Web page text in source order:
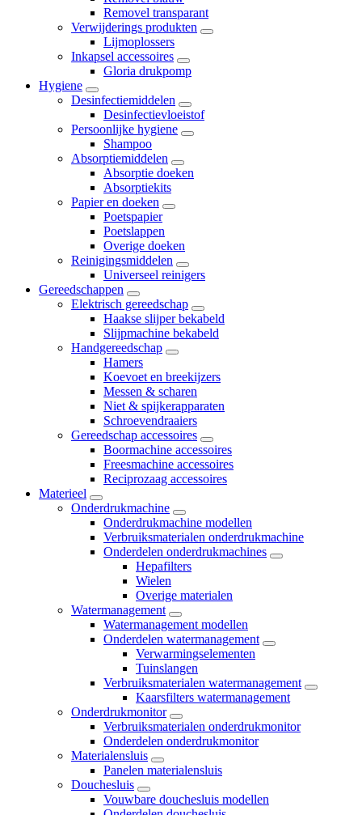
Removel transparant
Verwijderings produkten
Lijmoplossers
Inkapsel accessoires
Gloria drukpomp
Hygiene
Desinfectiemiddelen
Desinfectievloeistof
Persoonlijke hygiene
Shampoo
Absorptiemiddelen
Absorptie doeken
Absorptiekits
Papier en doeken
Poetspapier
Poetslappen
Overige doeken
Reinigingsmiddelen
Universeel reinigers
Gereedschappen
Elektrisch gereedschap
Haakse slijper bekabeld
Slijpmachine bekabeld
Handgereedschap
Hamers
Koevoet en breekijzers
Messen & scharen
Niet & spijkerapparaten
Schroevendraaiers
Gereedschap accessoires
Boormachine accessoires
Freesmachine accessoires
Reciprozaag accessoires
Materieel
Onderdrukmachine
Onderdrukmachine modellen
Verbruiksmaterialen onderdrukmachine
Onderdelen onderdrukmachines
Hepafilters
Wielen
Overige materialen
Watermanagement
Watermanagement modellen
Onderdelen watermanagement
Verwarmingselementen
Tuinslangen
Verbruiksmaterialen watermanagement
Kaarsfilters watermanagement
Onderdrukmonitor
Verbruiksmaterialen onderdrukmonitor
Onderdelen onderdrukmonitor
Materialensluis
Panelen materialensluis
Douchesluis
Vouwbare douchesluis modellen